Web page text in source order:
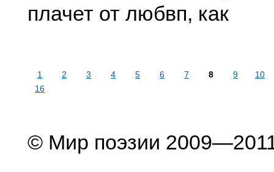
плачет от любвп, как
1 2 3 4 5 6 7 8 9
10
16
© Мир поэзии